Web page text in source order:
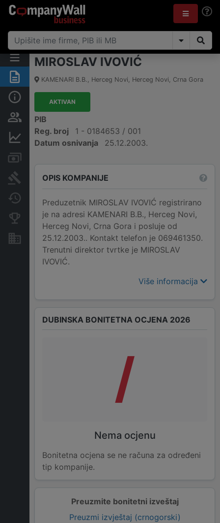
Sažetak
Osobe i vlasništvo
Finansijski podaci
Arhiva sudskih objava
Promjene
Konkurentne kompanije
Nekretnine i imovina
MIROSLAV IVOVIĆ
KAMENARI B.B., Herceg Novi, Herceg Novi, Crna Gora
AKTIVAN
PIB
Reg. broj
1 - 0184653 / 001
Datum osnivanja
25.12.2003.
OPIS KOMPANIJE
Preduzetnik MIROSLAV IVOVIĆ registrirano
je na adresi KAMENARI B.B., Herceg Novi,
Herceg Novi, Crna Gora i posluje od
25.12.2003.. Kontakt telefon je 069461350.
Trenutni direktor tvrtke je MIROSLAV
IVOVIĆ.
Više informacija
Preuzmite bonitetni izveštaj
Preuzmi izvještaj (crnogorski)
DUBINSKA BONITETNA OCJENA 2026
/
Nema ocjenu
Bonitetna ocjena se ne računa za određeni
tip kompanije.